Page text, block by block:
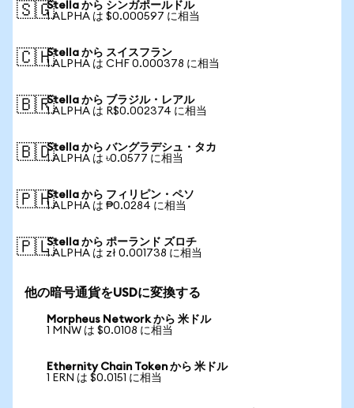
🇸🇬Stella から シンガポールドル
1 ALPHA は $0.000597 に相当
🇨🇭Stella から スイスフラン
1 ALPHA は CHF 0.000378 に相当
🇧🇷Stella から ブラジル・レアル
1 ALPHA は R$0.002374 に相当
🇧🇩Stella から バングラデシュ・タカ
1 ALPHA は ৳0.0577 に相当
🇵🇭Stella から フィリピン・ペソ
1 ALPHA は ₱0.0284 に相当
🇵🇱Stella から ポーランド ズロチ
1 ALPHA は zł 0.001738 に相当
他の暗号通貨をUSDに変換する
Morpheus Network から 米ドル
1 MNW は $0.0108 に相当
Ethernity Chain Token から 米ドル
1 ERN は $0.0151 に相当